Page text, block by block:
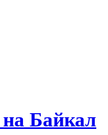
Байкал